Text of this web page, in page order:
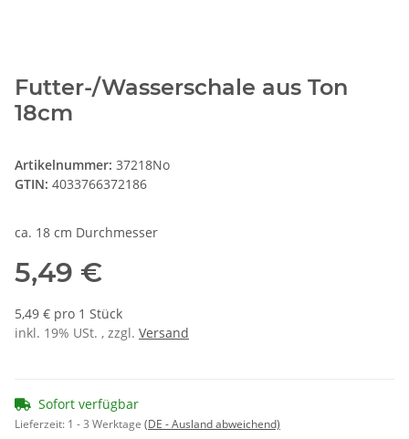
Futter-/Wasserschale aus Ton
18cm
Artikelnummer: 37218No
GTIN: 4033766372186
ca. 18 cm Durchmesser
5,49 €
5,49 € pro 1 Stück
inkl. 19% USt. , zzgl. Versand
Sofort verfügbar
Lieferzeit: 1 - 3 Werktage (DE - Ausland abweichend)